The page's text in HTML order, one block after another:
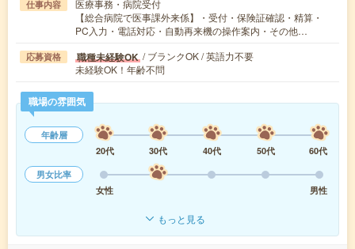
仕事内容
医療事務・病院受付
【総合病院で医事課外来係】・受付・保険証確認・精算・
PC入力・電話対応・自動再来機の操作案内・その他…
応募資格 職種未経験OK / ブランクOK / 英語力不要
未経験OK！年齢不問
職場の雰囲気
年齢層
20代
30代 40代 50代
60代
男女比率
女性
男性
もっと見る